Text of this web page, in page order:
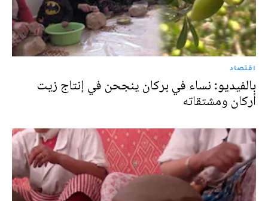
اقتصاد
بالفيديو: نساء في بركان ينجحن في إنتاج زيت
أركان ومشتقاته